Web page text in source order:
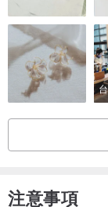
- 費用已包含材料
- 剩最後2個名額
有其他問題歡迎私訊
注意事項